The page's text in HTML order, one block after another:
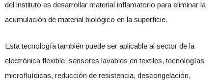
del instituto es desarrollar material inflamatorio para eliminar la
acumulación de material biológico en la superficie.
Esta tecnología también puede ser aplicable al sector de la
electrónica flexible, sensores lavables en textiles, tecnologías
microfluídicas, reducción de resistencia, descongelación,